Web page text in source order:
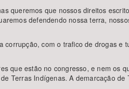
queremos que nossos direitos
defendendo nossa terra,
corrupção, com o trafico de drogas e
que estão no congresso, e nem os
Terras Indígenas. A demarcação de